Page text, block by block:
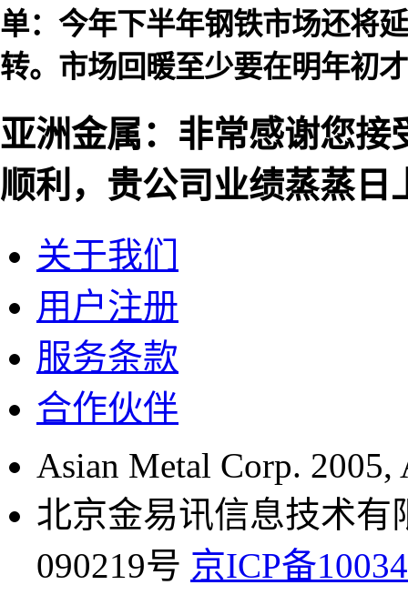
单：今年下半年钢铁市场还将
转。市场回暖至少要在明年初
亚洲金属：非常感谢您接
顺利，贵公司业绩蒸蒸日
关于我们
用户注册
服务条款
合作伙伴
Asian Metal Corp. 2005,
北京金易讯信息技术有
090219号 京ICP备